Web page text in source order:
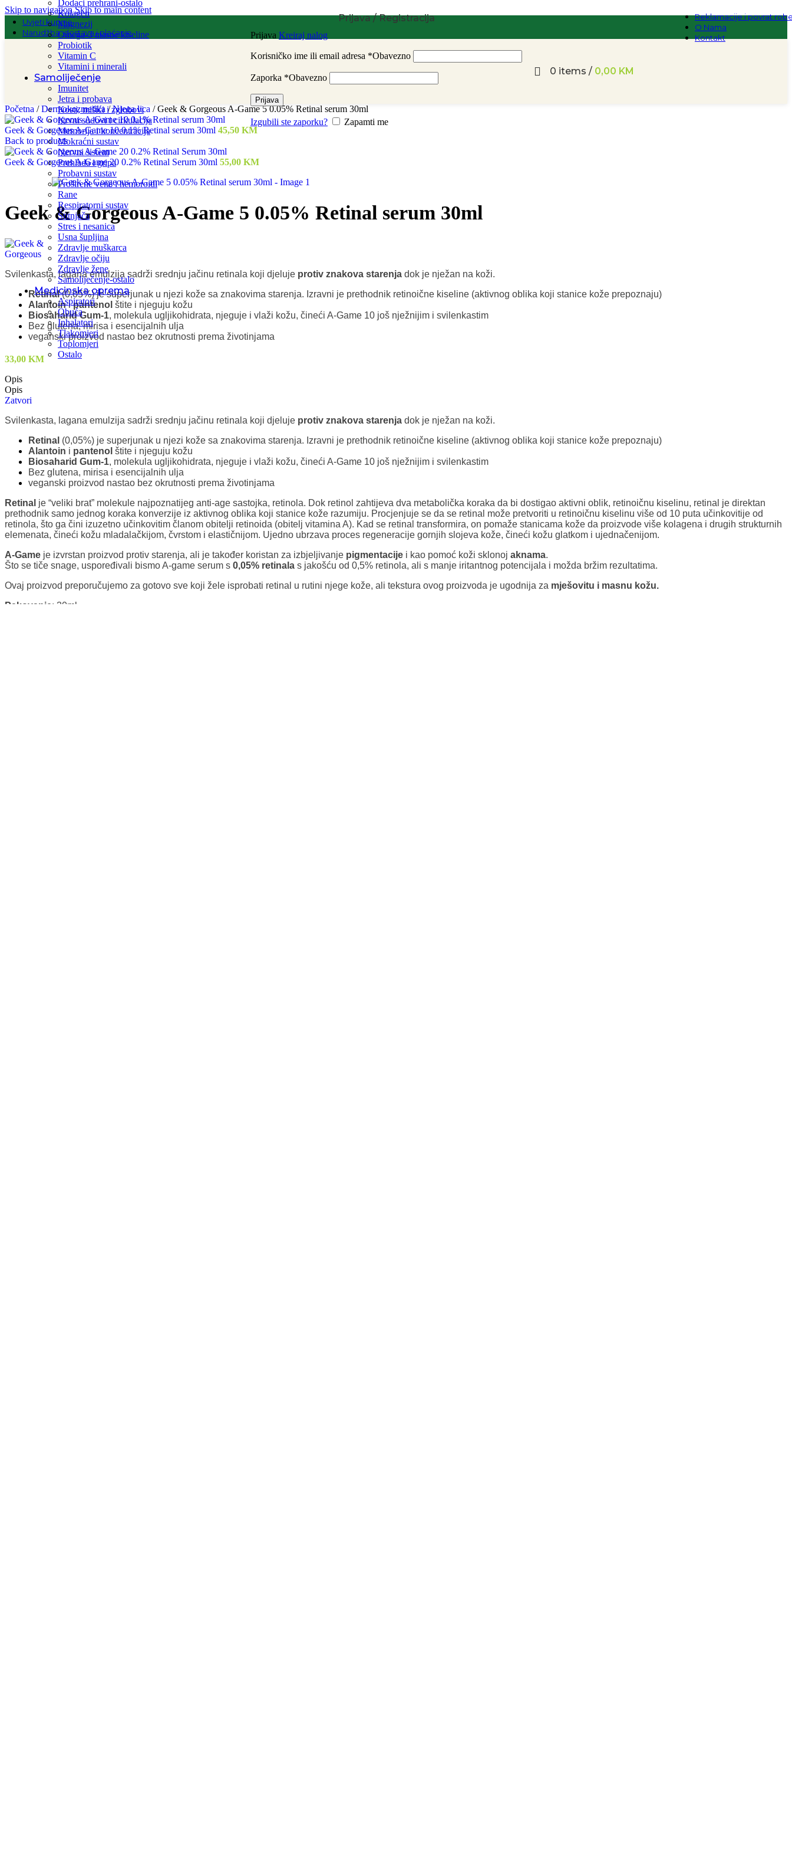
Skip to navigationSkip to main content
Uvjeti kupnje
Narudžba, dostava i plaćanje
Reklamacije i povrat
O Nama
Kontakt
Dodaci prehrani-ostalo
Kolagen
Magnezij
Omega-3 masne kiseline
Probiotik
Vitamin C
Vitamini i minerali
Samoliječenje
Imunitet
Jetra i probava
Kosti, mišići i zglobovi
Krvni sudovi i cirkulacija
Memorija i koncentracija
Mokraćni sustav
Nervni sistem
Prehlada i gripa
Probavni sustav
Proširene vene i hemoroidi
Rane
Respiratorni sustav
Štitnjača
Stres i nesanica
Usna šupljina
Zdravlje muškarca
Zdravlje očiju
Zdravlje žene
Samoliječenje-ostalo
Medicinska oprema
Aspiratori
Obuća
Inhalatori
Tlakomjeri
Toplomjeri
Ostalo
Prijava / Registracija
Prijava Kreiraj nalog
Korisničko ime ili email adresa *Obavezno
Zaporka *Obavezno
Prijava
Izgubili ste zaporku? Zapamti me
0 items / 0,00 KM
Početna / Dermokozmetika/ Njega lica / Geek & Gorgeous A-Game 5 0.05% Retinal serum 30ml
Geek & Gorgeous A-Game 10 0.1% Retinal serum 30ml 45,50 KM
Back to products
Geek & Gorgeous A-Game 20 0.2% Retinal Serum 30ml 55,00 KM
Geek & Gorgeous A-Game 5 0.05% Retinal serum 30ml
Svilenkasta, lagana emulzija sadrži srednju jačinu retinala koji djeluje protiv znakova starenja dok je nježan na koži.
Retinal(0,05%) je superjunak u njezi kože sa znakovima starenja. Izravni je prethodnik retinoične kiseline (aktivnog oblika koji stanice kože prepoznaju)
Alantoinipantenol štite i njeguju kožu
Biosaharid Gum-1, molekula ugljikohidrata, njeguje i vlaži kožu, čineći A-Game 10 još nježnijim i svilenkastim
Bez glutena, mirisa i esencijalnih ulja
veganski proizvod nastao bez okrutnosti prema životinjama
33,00 KM
Opis
Opis
Zatvori
Svilenkasta, lagana emulzija sadrži srednju jačinu retinala koji djeluje protiv znakova starenja dok je nježan na koži.
Retinal (0,05%) je superjunak u njezi kože sa znakovima starenja. Izravni je prethodnik retinoične kiseline (aktivnog oblika koji stanice kože prepoznaju)
Alantoin i pantenol štite i njeguju kožu
Biosaharid Gum-1, molekula ugljikohidrata, njeguje i vlaži kožu, čineći A-Game 10 još nježnijim i svilenkastim
Bez glutena, mirisa i esencijalnih ulja
veganski proizvod nastao bez okrutnosti prema životinjama
Retinal je “veliki brat” molekule najpoznatijeg anti-age sastojka, retinola. Dok retinol zahtijeva dva metabolička koraka da bi dostigao aktivni oblik, retinoičnu kiselinu, retinal je direktan
prethodnik samo jednog koraka konverzije iz aktivnog oblika koji stanice kože razumiju. Procjenjuje se da se retinal može pretvoriti u retinoičnu kiselinu više od 10 puta učinkovitije od
retinola, što ga čini izuzetno učinkovitim članom obitelji retinoida (obitelj vitamina A). Kad se retinal transformira, on pomaže stanicama kože da proizvode više kolagena i drugih strukturnih
elemenata, čineći kožu mladalačkijom, čvrstom i elastičnijom. Ujedno ubrzava proces regeneracije gornjih slojeva kože, čineći kožu glatkom i ujednačenijom.
A-Game je izvrstan proizvod protiv starenja, ali je također koristan za izbjeljivanje pigmentacije i kao pomoć koži sklonoj aknama.
Što se tiče snage, uspoređivali bismo A-game serum s 0,05% retinala s jakošću od 0,5% retinola, ali s manje iritantnog potencijala i možda bržim rezultatima.
Ovaj proizvod preporučujemo za gotovo sve koji žele isprobati retinal u rutini njege kože, ali tekstura ovog proizvoda je ugodnija za mješovitu i masnu kožu.
Pakovanje: 30ml